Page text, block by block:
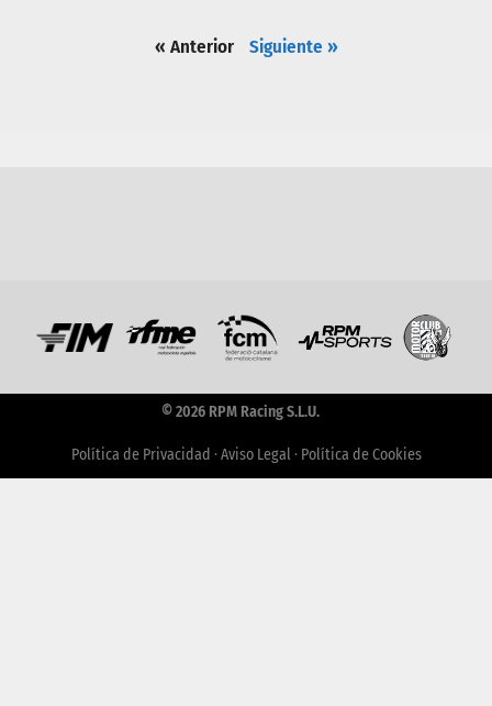
« Anterior Siguiente »
© 2026 RPM Racing S.L.U.
Política de Privacidad · Aviso Legal· Política de Cookies